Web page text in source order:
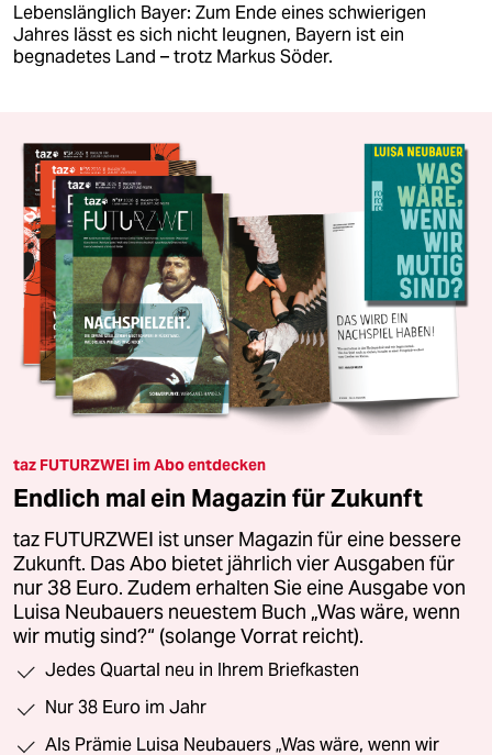
Lebenslänglich Bayer: Zum Ende eines schwierigen
Jahres lässt es sich nicht leugnen, Bayern ist ein
begnadetes Land – trotz Markus Söder.
taz FUTURZWEI im Abo entdecken
Endlich mal ein Magazin für Zukunft
taz FUTURZWEI ist unser Magazin für eine bessere
Zukunft. Das Abo bietet jährlich vier Ausgaben für
nur 38 Euro. Zudem erhalten Sie eine Ausgabe von
Luisa Neubauers neuestem Buch „Was wäre, wenn
wir mutig sind?“ (solange Vorrat reicht).
Jedes Quartal neu in Ihrem Briefkasten
Nur 38 Euro im Jahr
Als Prämie Luisa Neubauers „Was wäre, wenn wir